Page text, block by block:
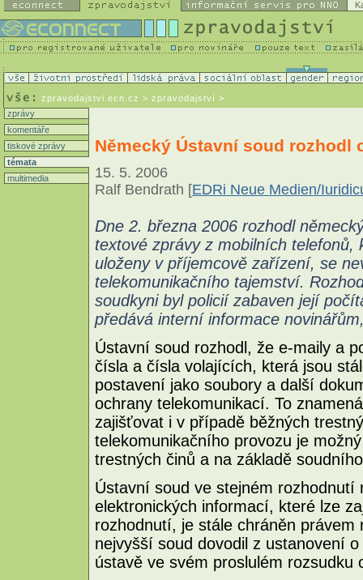
zpravodajstvi.ecn.cz > zpravodajství >
zprávy
komentáře
tiskové zprávy
témata
multimedia
Německý Ústavní soud rozhodl
15. 5. 2006
Ralf Bendrath [EDRi Neue Medien/
Dne 2. března 2006 rozhodl
textové zprávy z mobilních telefonů,
uloženy v příjemcově zařízení, se
telekomunikačního tajemství.
soudkyni byl policií zabaven její
předává interní informace
Ústavní soud rozhodl, že e-maily a
čísla a čísla volajících, která jsou
postavení jako soubory a další
ochrany telekomunikací. To
zajišťovat i v případě běžných
telekomunikačního provozu je
trestných činů a na základě
Ústavní soud ve stejném rozhodnutí
elektronických informací, které lze
rozhodnutí, je stále chráněn
nejvyšší soud dovodil z ustanovení
ústavě ve svém proslulém rozsudku